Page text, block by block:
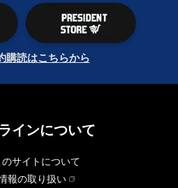
購読はこちらから
インについて
のサイトについて
報の取り扱い